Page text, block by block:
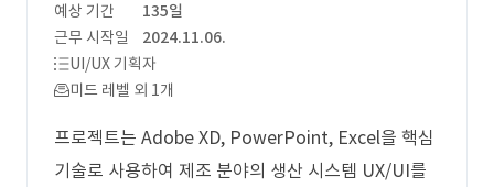
예상 기간
135일
근무 시작일
2024.11.06.
UI/UX 기획자
미드 레벨 외 1개
프로젝트는 Adobe XD, PowerPoint, Excel을 핵심
기술로 사용하여 제조 분야의 생산 시스템 UX/UI를